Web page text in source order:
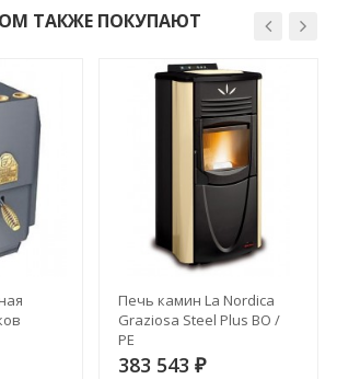
ТАКЖЕ ПОКУПАЮТ
Печь камин La Nordica
Graziosa Steel Plus BO /
PE
383 543 ₽